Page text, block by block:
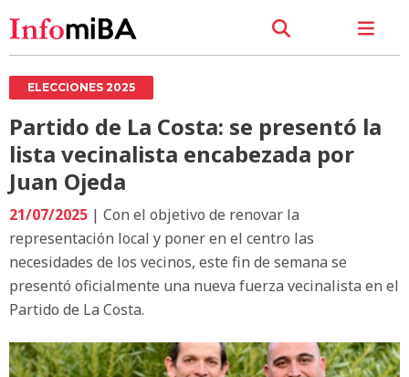
ELECCIONES 2025
Partido de La Costa: se presentó la
lista vecinalista encabezada por
Juan Ojeda
21/07/2025 | Con el objetivo de renovar la
representación local y poner en el centro las
necesidades de los vecinos, este fin de semana se
presentó oficialmente una nueva fuerza vecinalista en el
Partido de La Costa.